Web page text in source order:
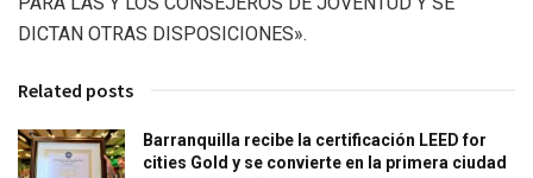
DICTAN OTRAS DISPOSICIONES».
Related posts
Barranquilla recibe la certificación LEED for
cities Gold y se convierte en la primera ciudad